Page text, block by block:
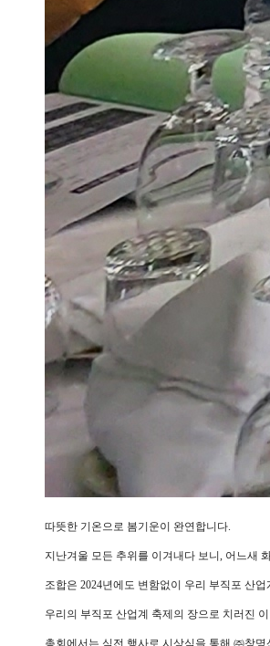
따뜻한 기온으로 봄기운이 완연합니다.
지난겨울 모든 추위를 이겨내다 보니, 어느새
조합은 2024년에도 변함없이 우리 부직포 산
우리의 부직포 산업계 축제의 장으로 치러진
총회에서는 식전 행사로 시상식을 통해 ㈜창